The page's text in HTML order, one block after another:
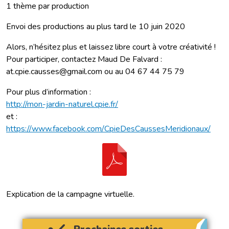
1 thème par production
Envoi des productions au plus tard le 10 juin 2020
Alors, n’hésitez plus et laissez libre court à votre créativité !
Pour participer, contactez Maud De Falvard :
at.cpie.causses@gmail.com ou au 04 67 44 75 79
Pour plus d’information :
http://mon-jardin-naturel.cpie.fr/
et :
https://www.facebook.com/CpieDesCaussesMeridionaux/
Explication de la campagne virtuelle.